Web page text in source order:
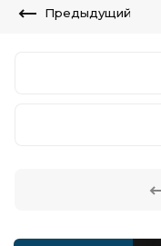
Предыдущий